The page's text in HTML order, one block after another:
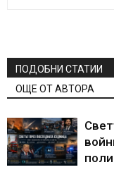
ПОДОБНИ СТАТИИ
ОЩЕ ОТ АВТОРА